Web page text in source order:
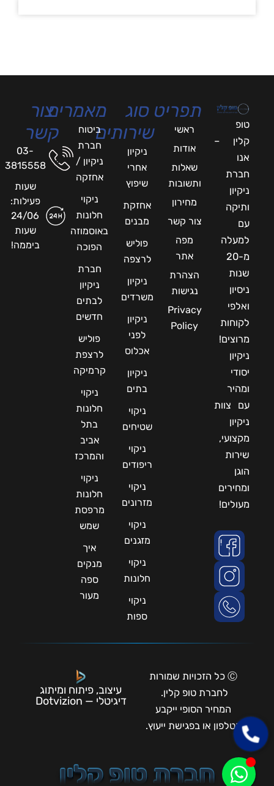
טופ
קלין –
אנו
חברת
ניקיון
ותיקה
עם
למעלה
מ-20
שנות
ניסיון
ואלפי
לקוחות
מרוצים!
ניקיון
יסודי
ומהיר
עם צוות
ניקיון
מקצועי,
שירות
הוגן
ומחירים
מעולים!
תפריט
ראשי
אודות
שאלות
ותשובות
מחירון
צור קשר
מפה
אתר
הצהרת
נגישות
Privacy
Policy
סוג
שירותים
ניקיון
אחרי
שיפוץ
אחזקת
מבנים
פוליש
לרצפה
ניקיון
משרדים
ניקיון
לפני
אכלוס
ניקיון
בתים
ניקוי
שטיחים
ניקוי
ריפודים
ניקוי
מזרונים
ניקוי
מזגנים
ניקוי
חלונות
ניקוי
ספות
מאמרים
ביטוח
חברת
ניקיון /
אחזקה
ניקוי
חלונות
באוסמוזה
הפוכה
חברת
ניקיון
לבתים
חדשים
פוליש
לרצפת
קרמיקה
ניקוי
חלונות
בתל
אביב
והמרכז
ניקוי
חלונות
מרפסת
שמש
איך
מנקים
ספה
מעור
צור
קשר
03-
3815558
שעות
פעילות:
24/06
שעות
ביממה!
Ⓒ כל הזכויות שמורות
לחברת טופ קלין.
המחיר הסופי ייקבע
בטלפון או בפגישת ייעוץ.
עיצוב, פיתוח ומיתוג
דיגיטלי — Dotvizion
חברת טופ קלין